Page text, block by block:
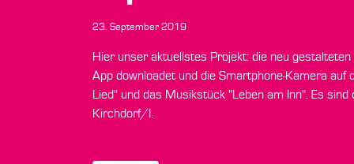
23. September 2019
Hier unser aktuellstes Projekt: die neu
App downloadet und die Smartphone-Kamera
Lied" und das Musikstück "Leben am Inn". Es
Kirchdorf/I.